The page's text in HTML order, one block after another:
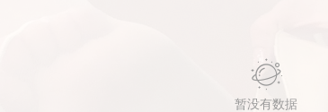
暂没有数据